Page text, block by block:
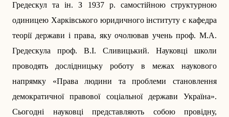
Гредескул та ін. З 1937 р. самостійною структурною
одиницею Харківського юридичного інституту є кафед­ра
теорії держави і права, яку очолював учень проф. М.А.
Гредескула проф. В.І. Сливицький. Науковці школи
проводять дослідницьку роботу в межах наукового
напрямку «Права людини та проблеми становлення
демократичної правової соціальної держави Україна».
Сьогодні науковці представляють собою провідну,